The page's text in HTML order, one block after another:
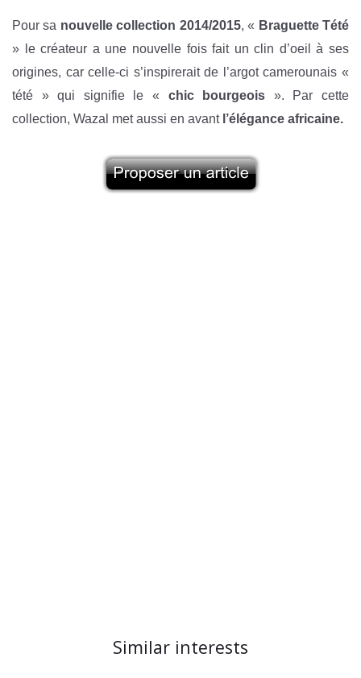
Pour sa nouvelle collection 2014/2015, « Braguette Tété
» le créateur a une nouvelle fois fait un clin d’oeil à ses
origines, car celle-ci s’inspirerait de l’argot camerounais «
tété » qui signifie le « chic bourgeois ». Par cette
collection, Wazal met aussi en avant l’élégance africaine.
Similar interests